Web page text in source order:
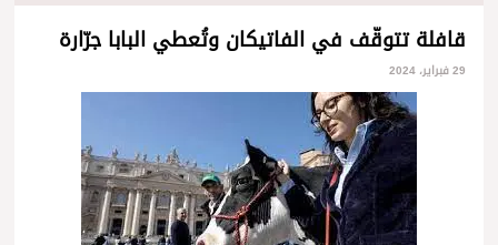
قافلة تتوقّف في الفاتيكان وتُعطي البابا جرّارة
29 فبراير، 2024